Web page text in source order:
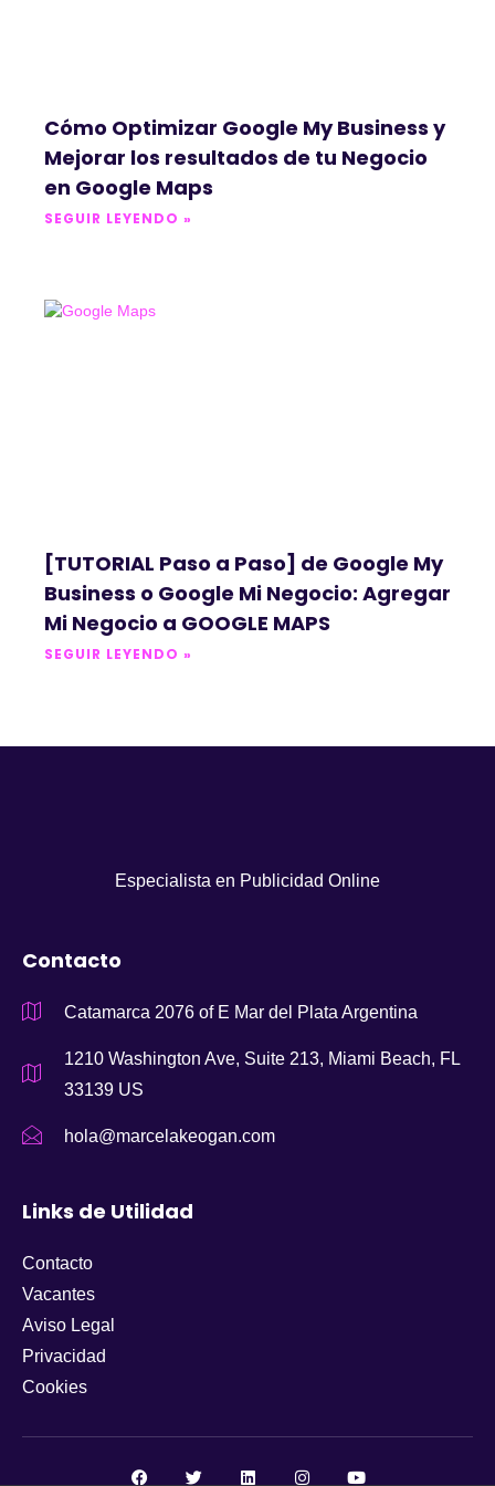
Cómo Optimizar Google My Business y
Mejorar los resultados de tu Negocio
en Google Maps
SEGUIR LEYENDO »
[TUTORIAL Paso a Paso] de Google My
Business o Google Mi Negocio: Agregar
Mi Negocio a GOOGLE MAPS
SEGUIR LEYENDO »
Especialista en Publicidad Online
Contacto
Catamarca 2076 of E Mar del Plata Argentina
1210 Washington Ave, Suite 213, Miami Beach, FL
33139 US
hola@marcelakeogan.com
Links de Utilidad
Contacto
Vacantes
Aviso Legal
Privacidad
Cookies